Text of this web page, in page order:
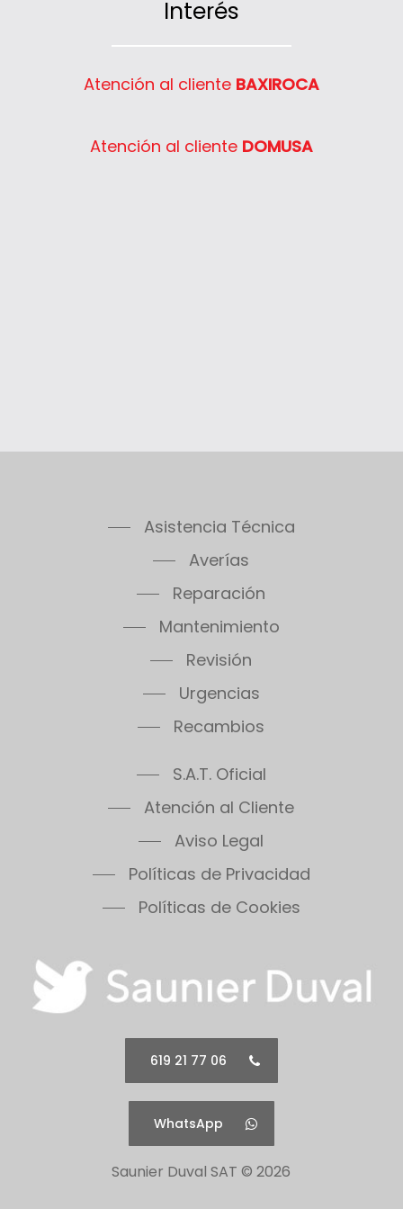
Interés
Atención al cliente BAXIROCA
Atención al cliente DOMUSA
Asistencia Técnica
Averías
Reparación
Mantenimiento
Revisión
Urgencias
Recambios
S.A.T. Oficial
Atención al Cliente
Aviso Legal
Políticas de Privacidad
Políticas de Cookies
619 21 77 06
WhatsApp
Saunier Duval SAT ©2026